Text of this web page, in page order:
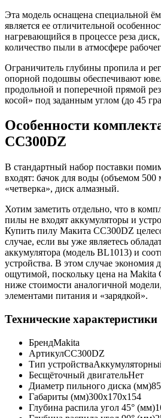
Эта модель оснащена специальной
является ее отличительной
нагревающийся в процессе реза
количество пыли в атмосфере
Ограничитель глубины пропила и
опорной подошвы обеспечивают
продольной и поперечной прямой
косой» под заданным углом (до 45
Особенности
CC300DZ
В стандартный набор поставки
входят: бачок для воды (объемом
«четверка», диск алмазный.
Хотим заметить отдельно, что в
пилы не входят аккумуляторы и
Купить пилу Макита CC300DZ
случае, если вы уже являетесь
аккумулятора (модель BL1013) и
устройства. В этом случае экономия
ощутимой, поскольку цена на Makita
ниже стоимости аналогичной
элементами питания и «зарядкой».
Технические характеристики
БрендMakita
АртикулCC300DZ
Тип устройства
Бесщёточный двигательНет
Диаметр пильного диска (мм)85
Габариты (мм)300x170x154
Глубина распила угол 45° (мм)